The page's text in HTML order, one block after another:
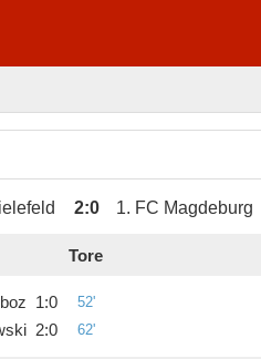
2:0 1. FC Magdeburg
Tore
1:0 52'
2:0 62'